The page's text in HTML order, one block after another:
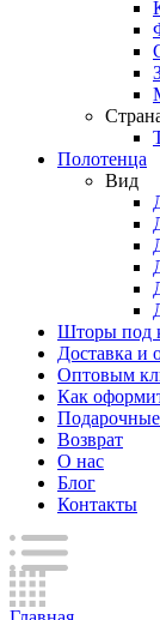
Полотенца
Вид
Шторы под
Доставка и
Оптовым
Как
Возврат
О нас
Блог
Контакты